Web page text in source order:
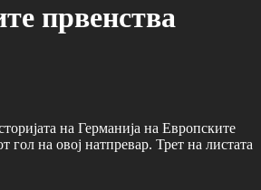
првенства
на Германија на Европските
на овој натпревар. Трет на листата